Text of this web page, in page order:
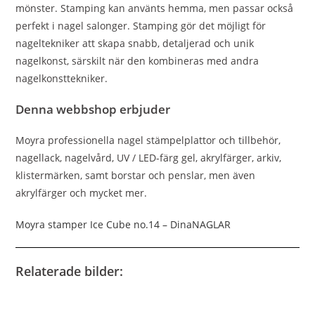
mönster. Stamping kan använts hemma, men passar också
perfekt i nagel salonger. Stamping gör det möjligt för
nageltekniker att skapa snabb, detaljerad och unik
nagelkonst, särskilt när den kombineras med andra
nagelkonsttekniker.
Denna webbshop erbjuder
Moyra professionella nagel stämpelplattor och tillbehör,
nagellack, nagelvård, UV / LED-färg gel, akrylfärger, arkiv,
klistermärken, samt borstar och penslar, men även
akrylfärger och mycket mer.
Moyra stamper Ice Cube no.14 – DinaNAGLAR
Relaterade bilder: